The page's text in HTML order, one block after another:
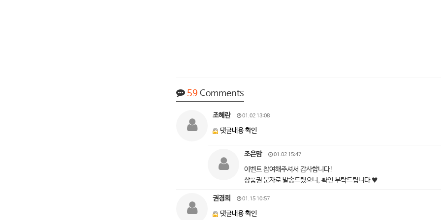
59 Comments
조혜란 01.02 13:08
댓글내용 확인
조은맘 01.02 15:47
이벤트 참여해주셔서 감사합니다!
상품권 문자로 발송드렸으니, 확인 부탁드립니다 ♥
권경희 01.15 10:57
댓글내용 확인